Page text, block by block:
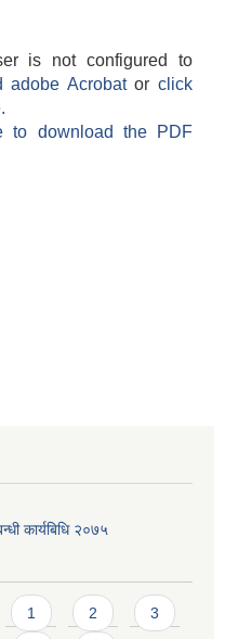
is not configured to
adobe Acrobatorclick
to download the PDF
कार्यबिधि २०७५
1 2 3